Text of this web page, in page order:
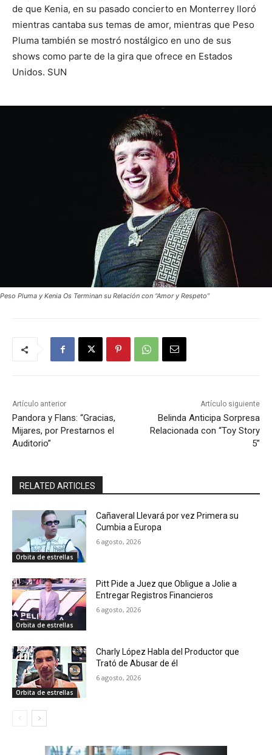
de que Kenia, en su pasado concierto en Monterrey lloró
mientras cantaba sus temas de amor, mientras que Peso
Pluma también se mostró nostálgico en uno de sus
shows como parte de la gira que ofrece en Estados
Unidos. SUN
Peso Pluma y Kenia Os Terminan su Relación con “Amor y Respeto”
Artículo anterior
Pandora y Flans: “Gracias,
Mijares, por Prestarnos el
Auditorio”
Artículo siguiente
Belinda Anticipa Sorpresa
Relacionada con “Toy Story
5”
RELATED ARTICLES
Orbita de estrellas
Cañaveral Llevará por vez Primera su
Cumbia a Europa
6 agosto, 2026
Orbita de estrellas
Pitt Pide a Juez que Obligue a Jolie a
Entregar Registros Financieros
6 agosto, 2026
Orbita de estrellas
Charly López Habla del Productor que
Trató de Abusar de él
6 agosto, 2026